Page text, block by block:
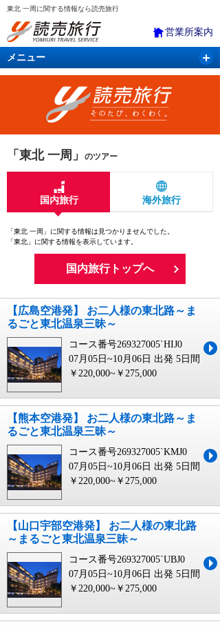
東北 一周に関する情報なら読売旅行
営業所案内
メニュー
国内旅行 バスツアー 海外旅行
「東北 一周」 のツアー
国内旅行 海外旅行
「東北 一周」に関する情報は見つかりませんでした。
「東北」に関する情報を表示しています。
国内旅行トップへ
【広島空港発】 お二人様の東北路～ま
るごと東北温泉三昧～
コース番号269327005`HIJ0
07月05日~10月06日 出発 5日間
￥220,000~￥275,000
【熊本空港発】 お二人様の東北路～ま
るごと東北温泉三昧～
コース番号269327005`KMJ0
07月05日~10月06日 出発 5日間
￥220,000~￥275,000
【山口宇部空港発】 お二人様の東北路
～まるごと東北温泉三昧～
コース番号269327005`UBJ0
07月05日~10月06日 出発 5日間
￥220,000~￥275,000